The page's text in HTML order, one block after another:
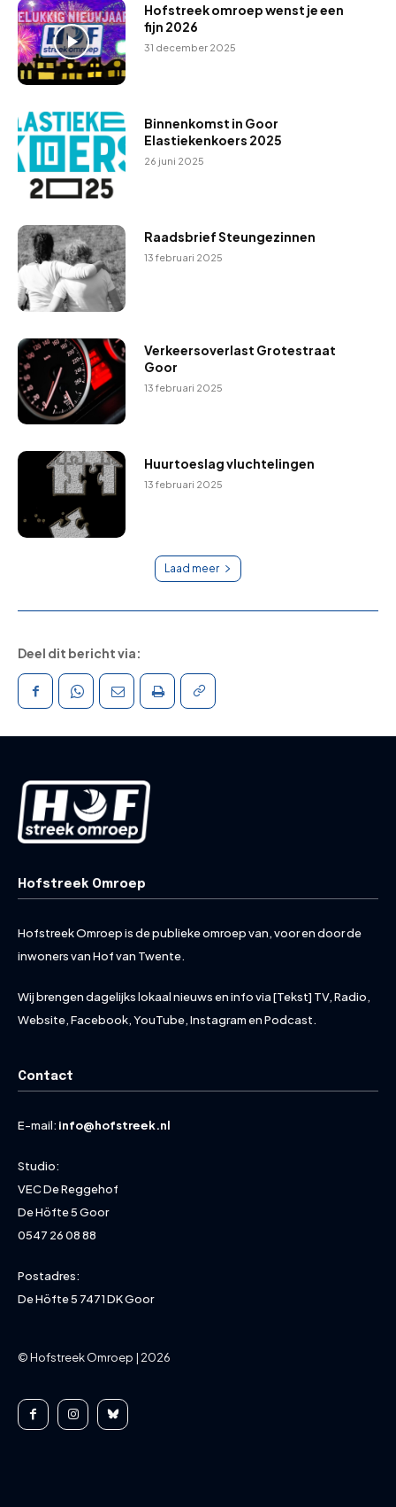
Hofstreek omroep wenst je een
fijn 2026
31 december 2025
Binnenkomst in Goor
Elastiekenkoers 2025
26 juni 2025
Raadsbrief Steungezinnen
13 februari 2025
Verkeersoverlast Grotestraat
Goor
13 februari 2025
Huurtoeslag vluchtelingen
13 februari 2025
Laad meer
Deel dit bericht via:
Hofstreek Omroep
Hofstreek Omroep is de publieke omroep van, voor en door de
inwoners van Hof van Twente.
Wij brengen dagelijks lokaal nieuws en info via [Tekst] TV, Radio,
Website, Facebook, YouTube, Instagram en Podcast.
Contact
E-mail: info@hofstreek.nl
Studio:
VEC De Reggehof
De Höfte 5 Goor
0547 26 08 88
Postadres:
De Höfte 5 7471 DK Goor
© Hofstreek Omroep | 2026